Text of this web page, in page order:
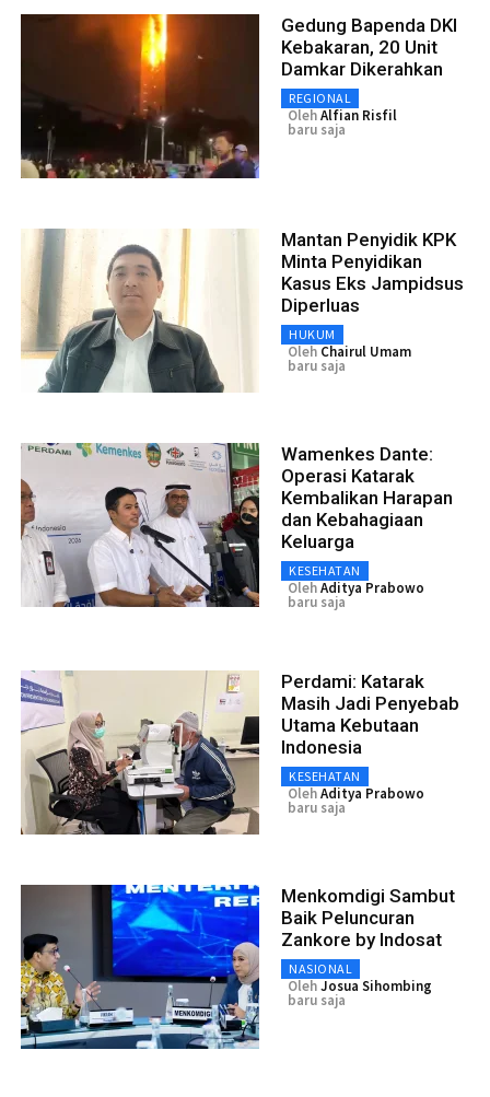
Gedung Bapenda DKI
Kebakaran, 20 Unit
Damkar Dikerahkan
REGIONAL
OlehAlfian Risfil
baru saja
Mantan Penyidik KPK
Minta Penyidikan
Kasus Eks Jampidsus
Diperluas
HUKUM
Oleh Chairul Umam
baru saja
Wamenkes Dante:
Operasi Katarak
Kembalikan Harapan
dan Kebahagiaan
Keluarga
KESEHATAN
OlehAditya Prabowo
baru saja
Perdami: Katarak
Masih Jadi Penyebab
Utama Kebutaan
Indonesia
KESEHATAN
OlehAditya Prabowo
baru saja
Menkomdigi Sambut
Baik Peluncuran
Zankore by Indosat
NASIONAL
OlehJosua Sihombing
baru saja